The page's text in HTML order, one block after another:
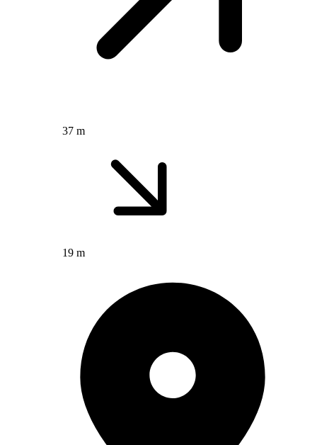
37 m
19 m